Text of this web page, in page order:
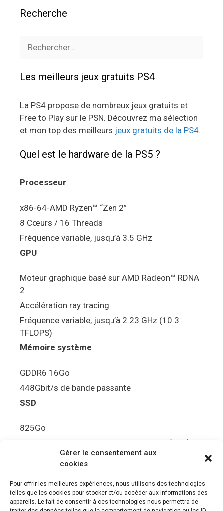
Gérer le consentement aux
cookies
Pour offrir les meilleures expériences, nous utilisons des technologies
telles que les cookies pour stocker et/ou accéder aux informations des
appareils. Le fait de consentir à ces technologies nous permettra de
Recherche
Les meilleurs jeux gratuits PS4
La PS4 propose de nombreux jeux gratuits et
Free to Play sur le PSN. Découvrez ma sélection
et mon top des meilleurs jeux gratuits de la PS4.
Quel est le hardware de la PS5 ?
Processeur
x86-64-AMD Ryzen™ “Zen 2”
8 Cœurs / 16 Threads
Fréquence variable, jusqu’à 3.5 GHz
GPU
Moteur graphique basé sur AMD Radeon™ RDNA
2
Accélération ray tracing
Fréquence variable, jusqu’à 2.23 GHz (10.3
TFLOPS)
Mémoire système
GDDR6 16Go
448Gbit/s de bande passante
SSD
825Go
5.5Gbit/s de bande passante en lecture (Brut)
Disque de jeu PS5
Ultra HD Blu-ray™, jusqu’à 100Go/disque
Sortie vidéo